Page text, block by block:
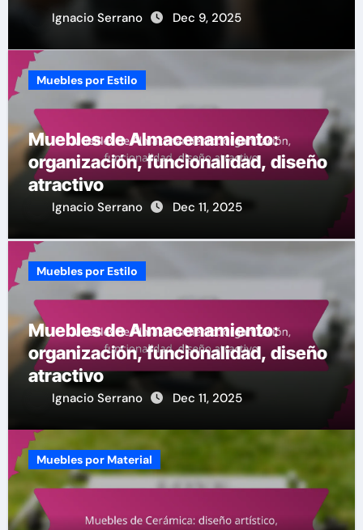
Ignacio Serrano Dec 9, 2025
Muebles por Estilo
Muebles de Almacenamiento:
organización, funcionalidad, diseño
atractivo
Ignacio Serrano Dec 11, 2025
Muebles por Estilo
Muebles de Almacenamiento:
organización, funcionalidad, diseño
atractivo
Ignacio Serrano Dec 11, 2025
Muebles por Material